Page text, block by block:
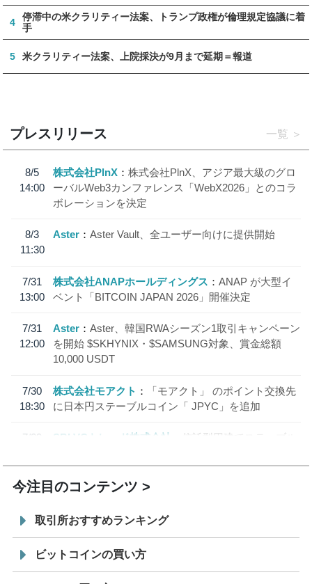
4
停滞中の米クラリティー法案、トランプ政権が倫理規定協議に着
手
5 米クラリティー法案、上院採決が9月まで延期＝報道
プレスリリース 一覧
8/5
14:00
株式会社PlnX
株式会社PlnX、アジア最大級のグロ
ーバルWeb3カンファレンス「WebX2026」とのコラ
ボレーションを決定
8/3
11:30
Aster Aster Vault、全ユーザー向けに提供開始
7/31
13:00
株式会社ANAPホールディングス
ANAP が大型イ
ベント「BITCOIN JAPAN 2026」開催決定
7/31
12:00
Aster
Aster、韓国RWAシーズン1取引キャンペーン
を開始 $SKHYNIX・$SAMSUNG対象、賞金総額
10,000 USDT
7/30
18:30
株式会社モアクト
「モアクト」 のポイント交換先
に日本円ステーブルコイン「 JPYC」を追加
7/29
SBI VCトレード株式会社
信託型円建てステーブル
今注目のコンテンツ
取引所おすすめランキング
ビットコインの買い方